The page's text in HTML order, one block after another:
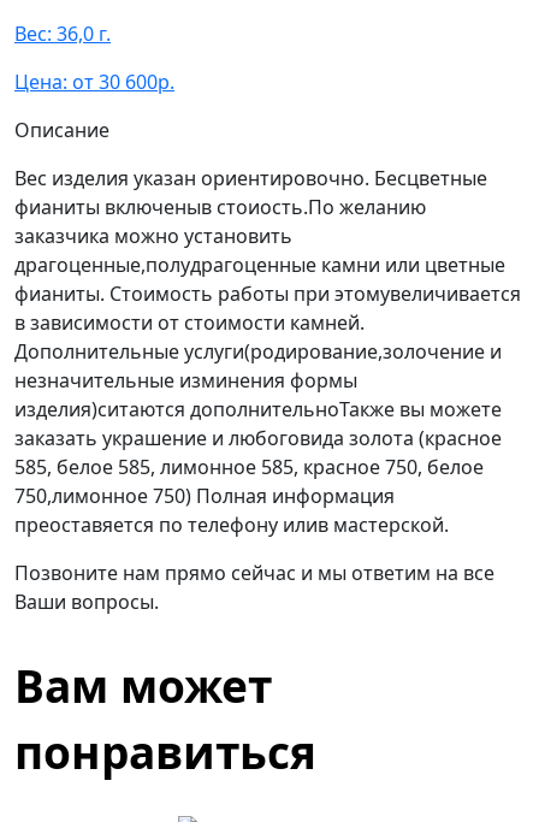
Вес: 36,0 г.
Цена: от 30 600р.
Описание
Вес изделия указан ориентировочно. Бесцветные
фианиты включеныв стоиость.По желанию
заказчика можно установить
драгоценные,полудрагоценные камни или цветные
фианиты. Стоимость работы при этомувеличивается
в зависимости от стоимости камней.
Дополнительные услуги(родирование,золочение и
незначительные изминения формы
изделия)ситаются дополнительноТакже вы можете
заказать украшение и любоговида золота (красное
585, белое 585, лимонное 585, красное 750, белое
750,лимонное 750) Полная информация
преоставяется по телефону илив мастерской.
Позвоните нам прямо сейчас и мы ответим на все
Ваши вопросы.
Вам может
понравиться